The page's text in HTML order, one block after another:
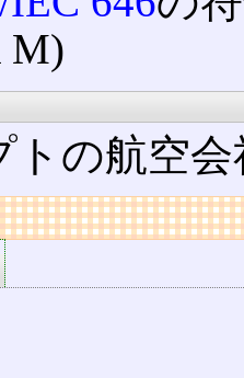
M)
トの航空